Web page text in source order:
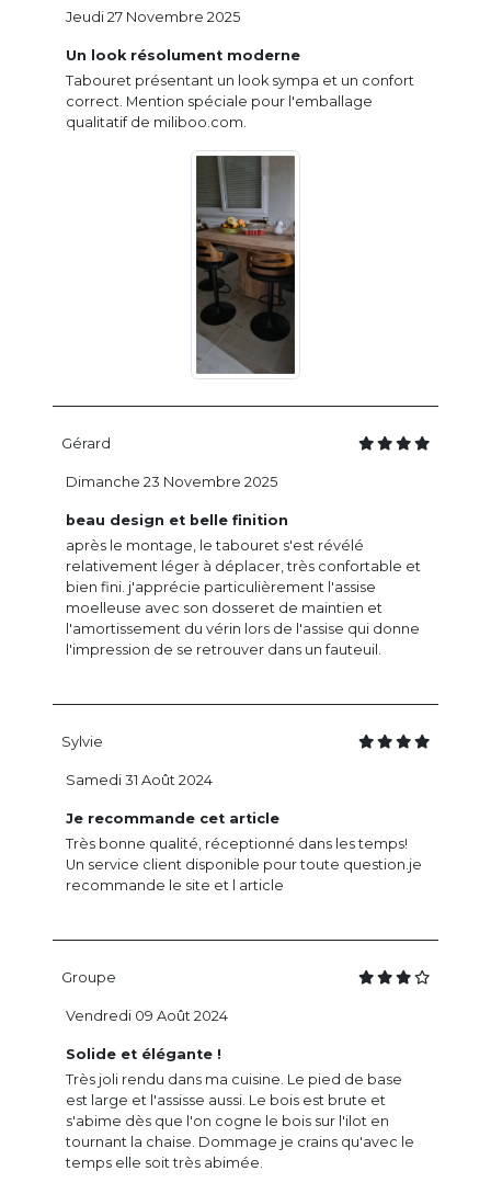
Un look résolument moderne
Tabouret présentant un look sympa et un confort
correct. Mention spéciale pour l'emballage
qualitatif de miliboo.com.
Jeudi 27 Novembre 2025
Gérard
beau design et belle finition
après le montage, le tabouret s'est révélé
relativement léger à déplacer, très confortable et
bien fini. j'apprécie particulièrement l'assise
moelleuse avec son dosseret de maintien et
l'amortissement du vérin lors de l'assise qui donne
l'impression de se retrouver dans un fauteuil.
Dimanche 23 Novembre 2025
Sylvie
Je recommande cet article
Très bonne qualité, réceptionné dans les temps!
Un service client disponible pour toute question.je
recommande le site et l article
Samedi 31 Août 2024
Groupe
Solide et élégante !
Très joli rendu dans ma cuisine. Le pied de base
est large et l'assisse aussi. Le bois est brute et
s'abime dès que l'on cogne le bois sur l'ilot en
tournant la chaise. Dommage je crains qu'avec le
temps elle soit très abimée.
Vendredi 09 Août 2024